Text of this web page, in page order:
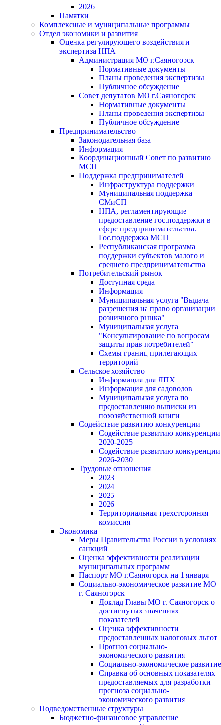
2026
Памятки
Комплексные и муниципальные программы
Отдел экономики и развития
Оценка регулирующего воздействия и
экспертиза НПА
Администрация МО г.Саяногорск
Нормативные документы
Планы проведения экспертизы
Публичное обсуждение
Совет депутатов МО г.Саяногорск
Нормативные документы
Планы проведения экспертизы
Публичное обсуждение
Предпринимательство
Законодательная база
Информация
Координационный Совет по развитию
МСП
Поддержка предпринимателей
Инфраструктура поддержки
Муниципальная поддержка
СМиСП
НПА, регламентирующие
предоставление гос.поддержки в
сфере предпринимательства.
Гос.поддержка МСП
Республиканская программа
поддержки субъектов малого и
среднего предпринимательства
Потребительский рынок
Доступная среда
Информация
Муниципальная услуга "Выдача
разрешения на право организации
розничного рынка"
Муниципальная услуга
"Консультирование по вопросам
защиты прав потребителей"
Схемы границ прилегающих
территорий
Сельское хозяйство
Информация для ЛПХ
Информация для садоводов
Муниципальная услуга по
предоставлению выписки из
похозяйственной книги
Содействие развитию конкуренции
Содействие развитию конкуренции
2020-2025
Содействие развитию конкуренции
2026-2030
Трудовые отношения
2023
2024
2025
2026
Территориальная трехсторонняя
комиссия
Экономика
Меры Правительства России в условиях
санкций
Оценка эффективности реализации
муниципальных программ
Паспорт МО г.Саяногорск на 1 января
Социально-экономическое развитие МО
г. Саяногорск
Доклад Главы МО г. Саяногорск о
достигнутых значениях
показателей
Оценка эффективности
предоставленных налоговых льгот
Прогноз социально-
экономического развития
Социально-экономическое развитие
Справка об основных показателях
предоставляемых для разработки
прогноза социально-
экономического развития
Подведомственные структуры
Бюджетно-финансовое управление